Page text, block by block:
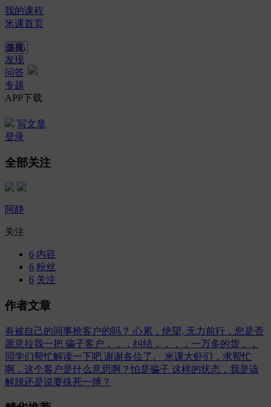
我的课程
米课首页
首页
发现
问答
专题
APP下载
写文章
登录
全部关注
阿静
关注
6 内容
6 粉丝
6 关注
作者文章
有被自己的同事抢客户的吗？ 心累，绝望, 无力前行，您是否
愿意拉我一把 骗子客户，，，纠结，，，，一万多的货，，
同学们帮忙解读一下吧 谢谢各位了。 米课大虾们，求帮忙
啊，这个客户是什么意思啊？怕是骗子 这样的状态，我是该
解脱还是说要殊死一搏？